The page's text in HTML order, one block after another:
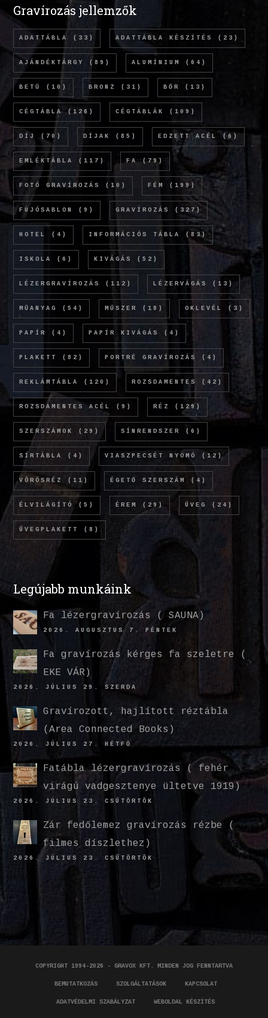
Gravírozás jellemzők
ADATTÁBLA (33) ADATTÁBLA KÉSZÍTÉS (23)
AJÁNDÉKTÁRGY (89) ALUMÍNIUM (64)
BETŰ (10) BRONZ (31) BŐR (13)
CÉGTÁBLA (126) CÉGTÁBLÁK (109)
DÍJ (70) DÍJAK (85) EDZETT ACÉL (6)
EMLÉKTÁBLA (117) FA (79)
FOTÓ GRAVÍROZÁS (10) FÉM (199)
FÚJÓSABLON (9) GRAVÍROZÁS (327)
HOTEL (4) INFORMÁCIÓS TÁBLA (83)
ISKOLA (6) KIVÁGÁS (52)
LÉZERGRAVÍROZÁS (112) LÉZERVÁGÁS (13)
MŰANYAG (54) MŰSZER (18) OKLEVÉL (3)
PAPÍR (4) PAPÍR KIVÁGÁS (4)
PLAKETT (82) PORTRÉ GRAVÍROZÁS (4)
REKLÁMTÁBLA (120) ROZSDAMENTES (42)
ROZSDAMENTES ACÉL (9) RÉZ (129)
SZERSZÁMOK (29) SÍNRENDSZER (6)
SÍRTÁBLA (4) VIASZPECSÉT NYOMÓ (12)
VÖRÖSRÉZ (11) ÉGETŐ SZERSZÁM (4)
ÉLVILÁGÍTÓ (5) ÉREM (29) ÜVEG (24)
ÜVEGPLAKETT (8)
Legújabb munkáink
Fa lézergravírozás ( SAUNA)
2026. AUGUSZTUS 7. PÉNTEK
Fa gravírozás kérges fa szeletre (
EKE VÁR)
2026. JÚLIUS 29. SZERDA
Gravírozott, hajlított réztábla
(Area Connected Books)
2026. JÚLIUS 27. HÉTFŐ
Fatábla lézergravírozás ( fehér
virágú vadgesztenye ültetve 1919)
2026. JÚLIUS 23. CSÜTÖRTÖK
Zár fedőlemez gravírozás rézbe (
filmes díszlethez)
2026. JÚLIUS 23. CSÜTÖRTÖK
COPYRIGHT 1994-2026 - GRAVOX KFT. MINDEN JOG FENNTARTVA
BEMUTATKOZÁS SZOLGÁLTATÁSOK KAPCSOLAT
ADATVÉDELMI SZABÁLYZAT WEBOLDAL KÉSZÍTÉS